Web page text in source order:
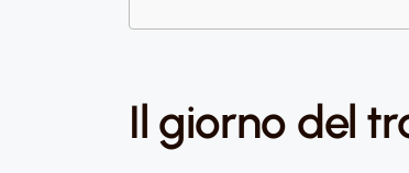
Il giorno del